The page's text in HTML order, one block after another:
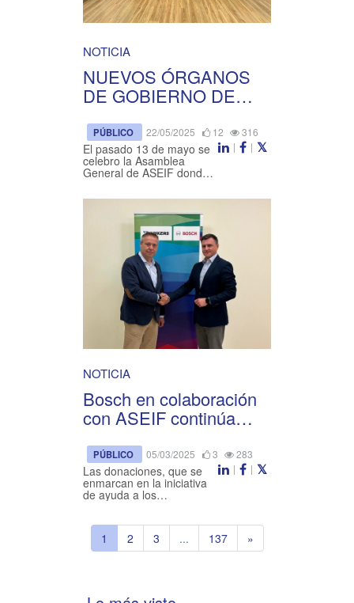
NOTICIA
NUEVOS ÓRGANOS
DE GOBIERNO DE
PÚBLICO 22/05/2025 12
316
|
|
El pasado 13 de mayo se
celebro la Asamblea
General de ASEIF donde
ASEIF Francisco Alonso
Gimeno así como la
renovación de Órganos de
NOTICIA
Bosch en colaboración
con ASEIF continúa
afectados por la DANA
con la donación de 200
equipos de calefacción y
PÚBLICO 05/03/2025 3
283
|
|
Las donaciones, que se
enmarcan en la iniciativa
de ayuda a los
pasado noviembre, tienen
como objetivo ayudar a las
familias a restituir el
1 2 3 ... 137 »